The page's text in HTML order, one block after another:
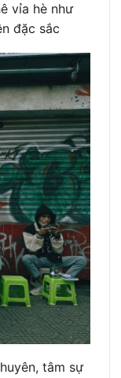
vỉa hè như
đặc sắc
tâm sự